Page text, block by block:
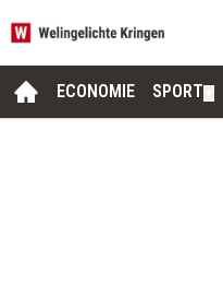
ECONOMIE SPORT